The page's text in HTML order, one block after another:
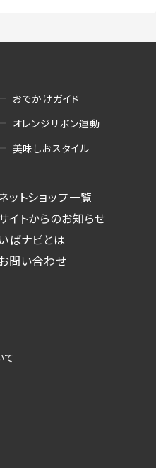
おでかけガイド
オレンジリボン運動
美味しおスタイル
ットショップ一覧
イトからのお知らせ
いばナビとは
問い合わせ
て